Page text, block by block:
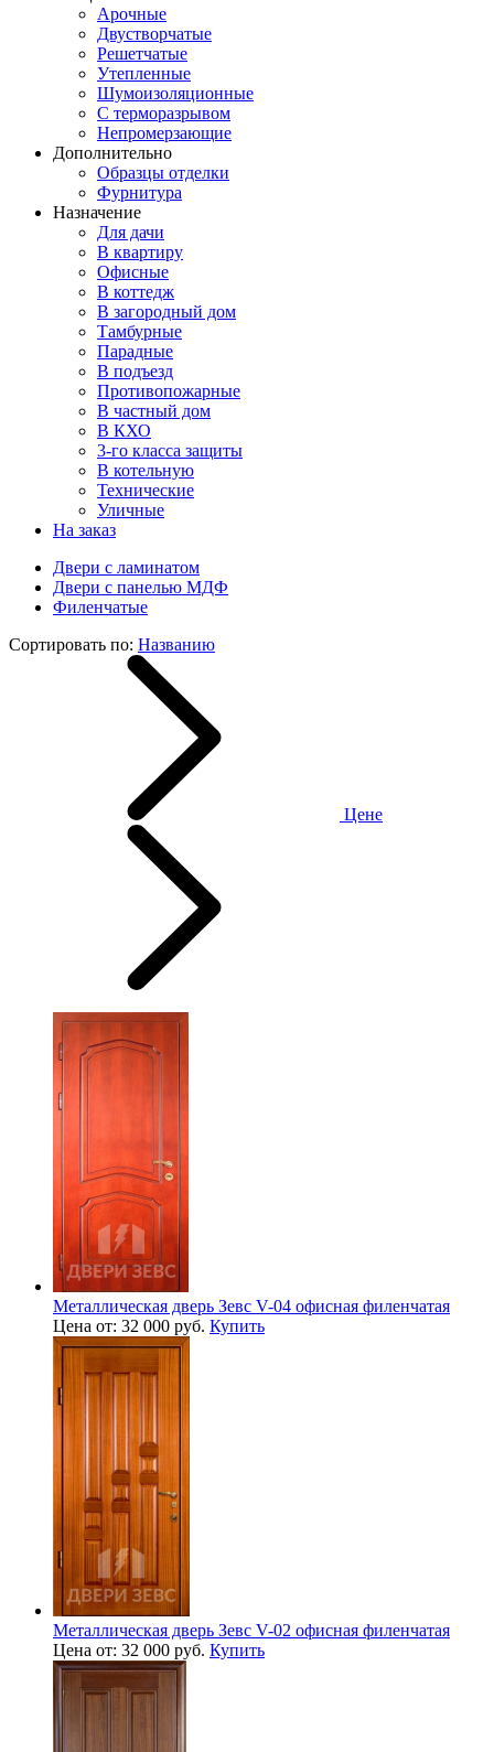
Арочные
Двустворчатые
Решетчатые
Утепленные
Шумоизоляционные
С терморазрывом
Непромерзающие
Дополнительно
Образцы отделки
Фурнитура
Назначение
Для дачи
В квартиру
Офисные
В коттедж
В загородный дом
Тамбурные
Парадные
В подъезд
Противопожарные
В частный дом
В КХО
3-го класса защиты
В котельную
Технические
Уличные
На заказ
Двери с ламинатом
Двери с панелью МДФ
Филенчатые
Сортировать по: Названию
Цене
Металлическая дверь Зевс V-04 офисная филенчатая
Цена от: 32 000 руб. Купить
Металлическая дверь Зевс V-02 офисная филенчатая
Цена от: 32 000 руб. Купить